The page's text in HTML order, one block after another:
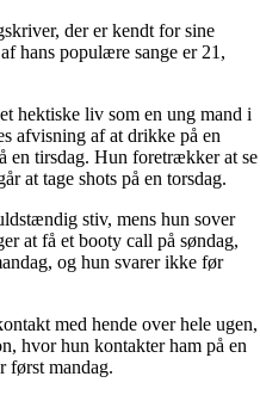
der er kendt for sine
hans populære sange er 21,
hektiske liv som en ung mand i
afvisning af at drikke på en
en tirsdag. Hun foretrækker at se
at tage shots på en torsdag.
stiv, mens hun sover
at få et booty call på søndag,
og hun svarer ikke før
med hende over hele ugen,
hvor hun kontakter ham på en
først mandag.